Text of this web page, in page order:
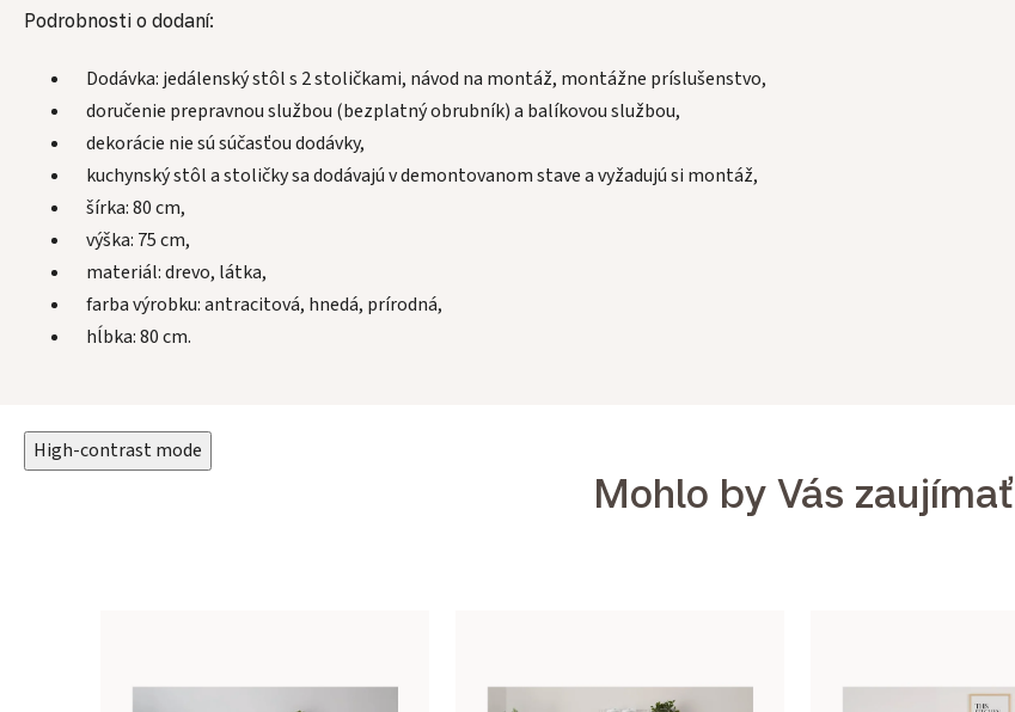
Podrobnosti o dodaní:
Dodávka: jedálenský stôl s 2 stoličkami, návod na montáž, montážne príslušenstvo,
doručenie prepravnou službou (bezplatný obrubník) a balíkovou službou,
dekorácie nie sú súčasťou dodávky,
kuchynský stôl a stoličky sa dodávajú v demontovanom stave a vyžadujú si montáž,
šírka: 80 cm,
výška: 75 cm,
materiál: drevo, látka,
farba výrobku: antracitová, hnedá, prírodná,
hĺbka: 80 cm.
High-contrast mode
Mohlo by Vás zaujímať